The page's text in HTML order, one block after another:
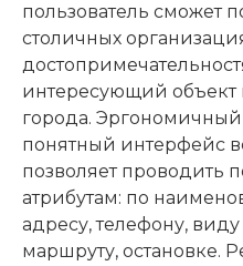
пользователь сможет
столичных
интересующий объект
города.
понятный интерфейс
позволяет проводить
атрибутам: по
адресу, телефону,
маршруту, остановке.